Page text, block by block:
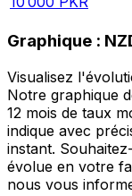
Graphique :
Visualisez
Notre graphique
12 mois de taux
indique avec
instant.
évolue en votre
nous vous